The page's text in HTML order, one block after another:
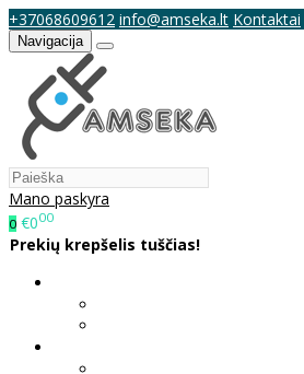
+37068609612 info@amseka.lt Kontaktai
Navigacija
Mano paskyra
0 €000
Prekių krepšelis tuščias!